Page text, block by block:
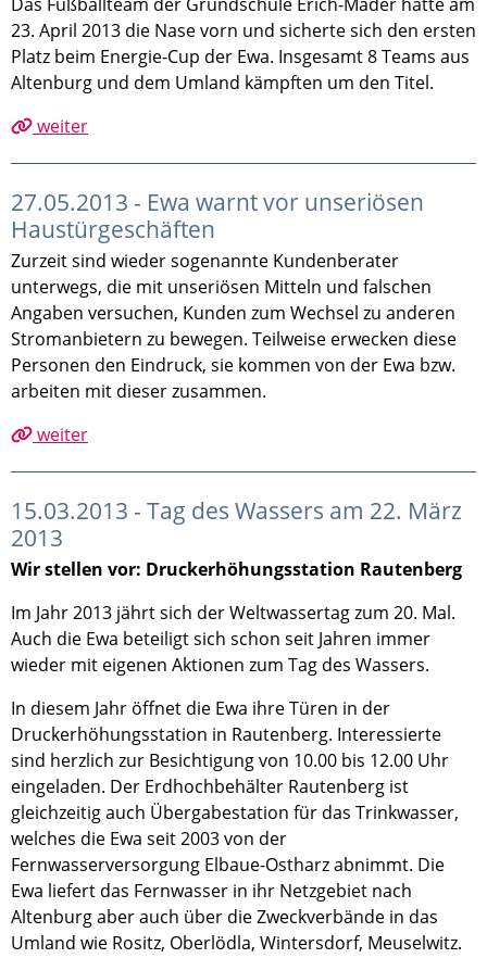
23. April 2013 die Nase vorn und sicherte sich den ersten
Platz beim Energie-Cup der Ewa. Insgesamt 8 Teams aus
Altenburg und dem Umland kämpften um den Titel.
weiter
27.05.2013 - Ewa warnt vor unseriösen
Haustürgeschäften
Zurzeit sind wieder sogenannte Kundenberater
unterwegs, die mit unseriösen Mitteln und falschen
Angaben versuchen, Kunden zum Wechsel zu anderen
Stromanbietern zu bewegen. Teilweise erwecken diese
Personen den Eindruck, sie kommen von der Ewa bzw.
arbeiten mit dieser zusammen.
weiter
15.03.2013 - Tag des Wassers am 22. März
2013
Wir stellen vor: Druckerhöhungsstation Rautenberg
Im Jahr 2013 jährt sich der Weltwassertag zum 20. Mal.
Auch die Ewa beteiligt sich schon seit Jahren immer
wieder mit eigenen Aktionen zum Tag des Wassers.
In diesem Jahr öffnet die Ewa ihre Türen in der
Druckerhöhungsstation in Rautenberg. Interessierte
sind herzlich zur Besichtigung von 10.00 bis 12.00 Uhr
eingeladen. Der Erdhochbehälter Rautenberg ist
gleichzeitig auch Übergabestation für das Trinkwasser,
welches die Ewa seit 2003 von der
Fernwasserversorgung Elbaue-Ostharz abnimmt. Die
Ewa liefert das Fernwasser in ihr Netzgebiet nach
Altenburg aber auch über die Zweckverbände in das
Umland wie Rositz, Oberlödla, Wintersdorf, Meuselwitz.